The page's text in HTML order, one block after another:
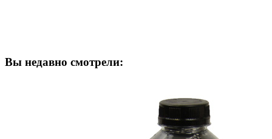
Вы недавно смотрели: